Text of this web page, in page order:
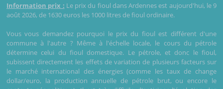
Information prix : Le prix du fioul dans Ardennes est aujourd'hui, le 9
août 2026, de 1630 euros les 1000 litres de fioul ordinaire.
Vous vous demandez pourquoi le prix du fioul est différent d'une
commune à l'autre ? Même à l'échelle locale, le cours du pétrole
détermine celui du fioul domestique. Le pétrole, et donc le fioul,
subissent directement les effets de variation de plusieurs facteurs sur
le marché international des énergies (comme les taux de change
dollar/euro, la production annuelle de pétrole brut, ou encore le